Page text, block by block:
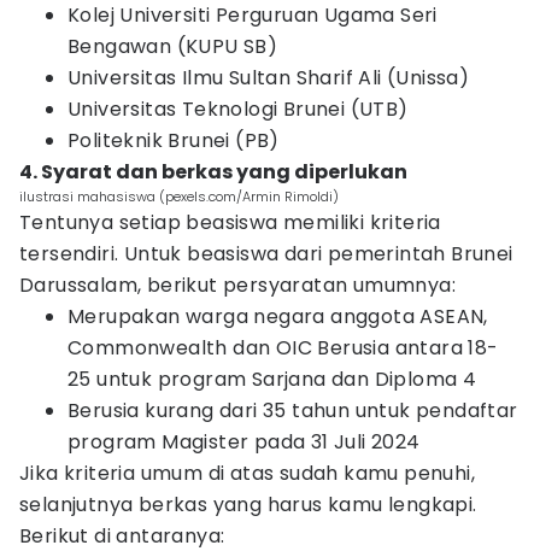
Kolej Universiti Perguruan Ugama Seri
Bengawan (KUPU SB)
Universitas Ilmu Sultan Sharif Ali (Unissa)
Universitas Teknologi Brunei (UTB)
Politeknik Brunei (PB)
4. Syarat dan berkas yang diperlukan
ilustrasi mahasiswa (pexels.com/Armin Rimoldi)
Tentunya setiap beasiswa memiliki kriteria
tersendiri. Untuk beasiswa dari pemerintah Brunei
Darussalam, berikut persyaratan umumnya:
Merupakan warga negara anggota ASEAN,
Commonwealth dan OIC Berusia antara 18-
25 untuk program Sarjana dan Diploma 4
Berusia kurang dari 35 tahun untuk pendaftar
program Magister pada 31 Juli 2024
Jika kriteria umum di atas sudah kamu penuhi,
selanjutnya berkas yang harus kamu lengkapi.
Berikut di antaranya: